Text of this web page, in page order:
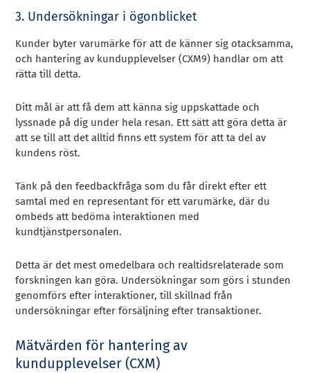
3. Undersökningar i ögonblicket
Kunder byter varumärke för att de känner sig otacksamma,
och hantering av kundupplevelser (CXM9) handlar om att
rätta till detta.
Ditt mål är att få dem att känna sig uppskattade och
lyssnade på dig under hela resan. Ett sätt att göra detta är
att se till att det alltid finns ett system för att ta del av
kundens röst.
Tänk på den feedbackfråga som du får direkt efter ett
samtal med en representant för ett varumärke, där du
ombeds att bedöma interaktionen med
kundtjänstpersonalen.
Detta är det mest omedelbara och realtidsrelaterade som
forskningen kan göra. Undersökningar som görs i stunden
genomförs efter interaktioner, till skillnad från
undersökningar efter försäljning efter transaktioner.
Mätvärden för hantering av
kundupplevelser (CXM)